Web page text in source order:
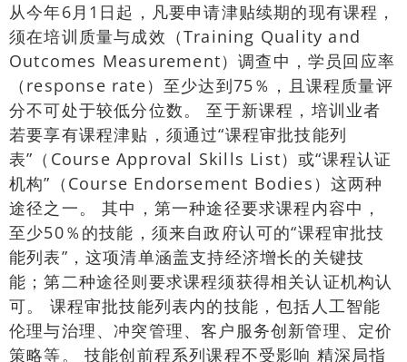
从今年6月1日起，凡要申请津贴续期的现有课程，
须在培训质量与成效（Training Quality and
Outcomes Measurement）调查中，学员回应率
（response rate）至少达到75％，且课程质量评
分不可处于较低分位数。 至于新课程，培训业者
若要享有课程津贴，须通过“课程审批技能列
表”（Course Approval Skills List）或“课程认证
机构”（Course Endorsement Bodies）这两种
途径之一。 其中，第一种途径要求课程内容中，
至少50％的技能，须来自政府认可的“课程审批技
能列表”，这项清单涵盖支持经济增长的关键技
能；第二种途径则要求课程须获得相关认证机构认
可。 课程审批技能列表内的技能，包括人工智能
伦理与治理、冲突管理、客户服务创新管理、定价
策略等。 技能创前程系列课程不受影响 精深局指